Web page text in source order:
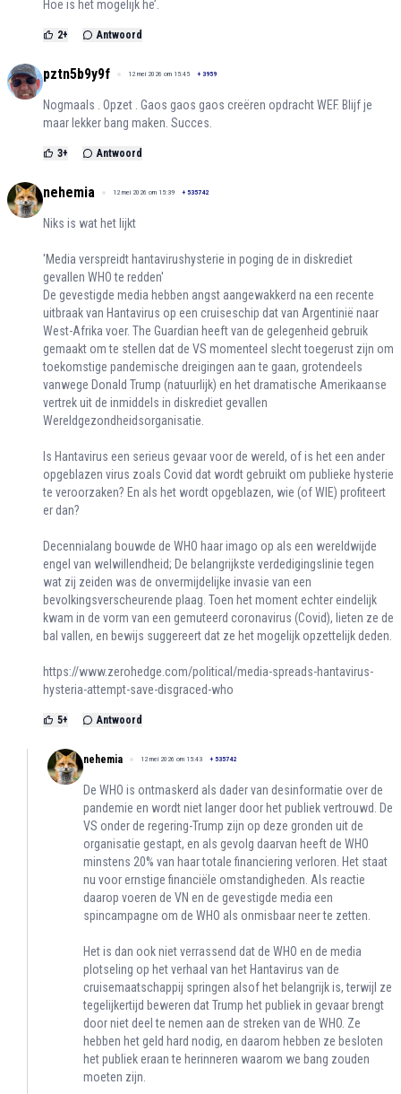
Hoe is het mogelijk he’.
2+ Antwoord
pztn5b9y9f 12 mei 2026 om 15:45 + 3959
Nogmaals . Opzet . Gaos gaos gaos creëren opdracht WEF. Blijf je
maar lekker bang maken. Succes.
3+ Antwoord
nehemia 12 mei 2026 om 15:39 + 535742
Niks is wat het lijkt
'Media verspreidt hantavirushysterie in poging de in diskrediet
gevallen WHO te redden'
De gevestigde media hebben angst aangewakkerd na een recente
uitbraak van Hantavirus op een cruiseschip dat van Argentinië naar
West-Afrika voer. The Guardian heeft van de gelegenheid gebruik
gemaakt om te stellen dat de VS momenteel slecht toegerust zijn om
toekomstige pandemische dreigingen aan te gaan, grotendeels
vanwege Donald Trump (natuurlijk) en het dramatische Amerikaanse
vertrek uit de inmiddels in diskrediet gevallen
Wereldgezondheidsorganisatie.
Is Hantavirus een serieus gevaar voor de wereld, of is het een ander
opgeblazen virus zoals Covid dat wordt gebruikt om publieke hysterie
te veroorzaken? En als het wordt opgeblazen, wie (of WIE) profiteert
er dan?
Decennialang bouwde de WHO haar imago op als een wereldwijde
engel van welwillendheid; De belangrijkste verdedigingslinie tegen
wat zij zeiden was de onvermijdelijke invasie van een
bevolkingsverscheurende plaag. Toen het moment echter eindelijk
kwam in de vorm van een gemuteerd coronavirus (Covid), lieten ze de
bal vallen, en bewijs suggereert dat ze het mogelijk opzettelijk deden.
https://www.zerohedge.com/political/media-spreads-hantavirus-
hysteria-attempt-save-disgraced-who
5+ Antwoord
nehemia 12 mei 2026 om 15:43 + 535742
De WHO is ontmaskerd als dader van desinformatie over de
pandemie en wordt niet langer door het publiek vertrouwd. De
VS onder de regering-Trump zijn op deze gronden uit de
organisatie gestapt, en als gevolg daarvan heeft de WHO
minstens 20% van haar totale financiering verloren. Het staat
nu voor ernstige financiële omstandigheden. Als reactie
daarop voeren de VN en de gevestigde media een
spincampagne om de WHO als onmisbaar neer te zetten.
Het is dan ook niet verrassend dat de WHO en de media
plotseling op het verhaal van het Hantavirus van de
cruisemaatschappij springen alsof het belangrijk is, terwijl ze
tegelijkertijd beweren dat Trump het publiek in gevaar brengt
door niet deel te nemen aan de streken van de WHO. Ze
hebben het geld hard nodig, en daarom hebben ze besloten
het publiek eraan te herinneren waarom we bang zouden
moeten zijn.